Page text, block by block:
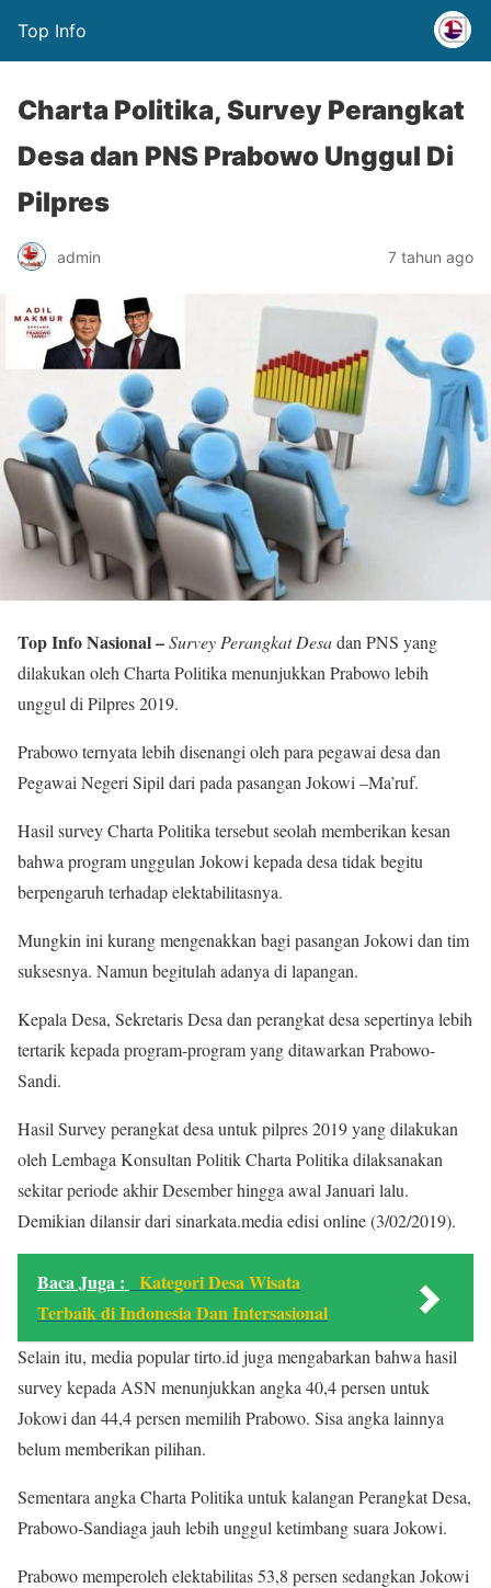
Top Info
Charta Politika, Survey Perangkat
Desa dan PNS Prabowo Unggul Di
Pilpres
admin 7 tahun ago
Top Info Nasional –Survey Perangkat Desadan PNS yang
dilakukan oleh Charta Politika menunjukkan Prabowo lebih
unggul di Pilpres 2019.
Prabowo ternyata lebih disenangi oleh para pegawai desa dan
Pegawai Negeri Sipil dari pada pasangan Jokowi –Ma’ruf.
Hasil survey Charta Politika tersebut seolah memberikan kesan
bahwa program unggulan Jokowi kepada desa tidak begitu
berpengaruh terhadap elektabilitasnya.
Mungkin ini kurang mengenakkan bagi pasangan Jokowi dan tim
suksesnya. Namun begitulah adanya di lapangan.
Kepala Desa, Sekretaris Desa dan perangkat desa sepertinya lebih
tertarik kepada program-program yang ditawarkan Prabowo-
Sandi.
Hasil Survey perangkat desa untuk pilpres 2019 yang dilakukan
oleh Lembaga Konsultan Politik Charta Politika dilaksanakan
sekitar periode akhir Desember hingga awal Januari lalu.
Demikian dilansir dari sinarkata.media edisi online (3/02/2019).
Baca Juga :
Kategori Desa Wisata
Terbaik di Indonesia Dan Intersasional
Selain itu, media popular tirto.id juga mengabarkan bahwa hasil
survey kepada ASN menunjukkan angka 40,4 persen untuk
Jokowi dan 44,4 persen memilih Prabowo. Sisa angka lainnya
belum memberikan pilihan.
Sementara angka Charta Politika untuk kalangan Perangkat Desa,
Prabowo-Sandiaga jauh lebih unggul ketimbang suara Jokowi.
Prabowo memperoleh elektabilitas 53,8 persen sedangkan Jokowi